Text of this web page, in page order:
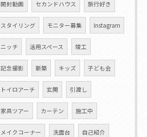
開封動画 セカンドハウス 旅行好き
スタイリング モニター募集 Instagram
ニッチ 活用スペース 竣工
記念撮影 新築 キッズ 子ども会
トイロアーチ 玄関 引渡し
家具ツアー カーテン 施工中
メイクコーナー 洗面台 自己紹介